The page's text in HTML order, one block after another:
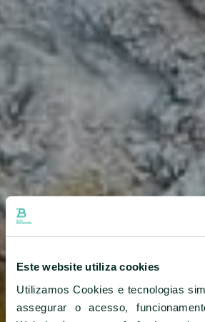
Este website utiliza cookies
Utilizamos Cookies e tecnologias
assegurar o acesso,